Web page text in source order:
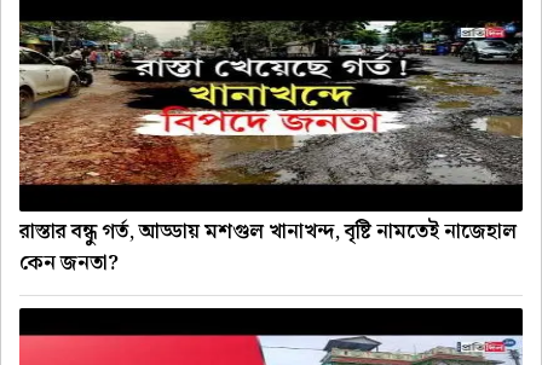
রাস্তার বন্ধু গর্ত, আড্ডায় মশগুল খানাখন্দ, বৃষ্টি নামতেই নাজেহাল
কেন জনতা?